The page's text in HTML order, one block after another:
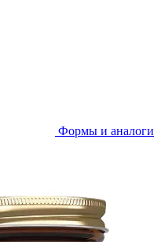
Формы и аналоги